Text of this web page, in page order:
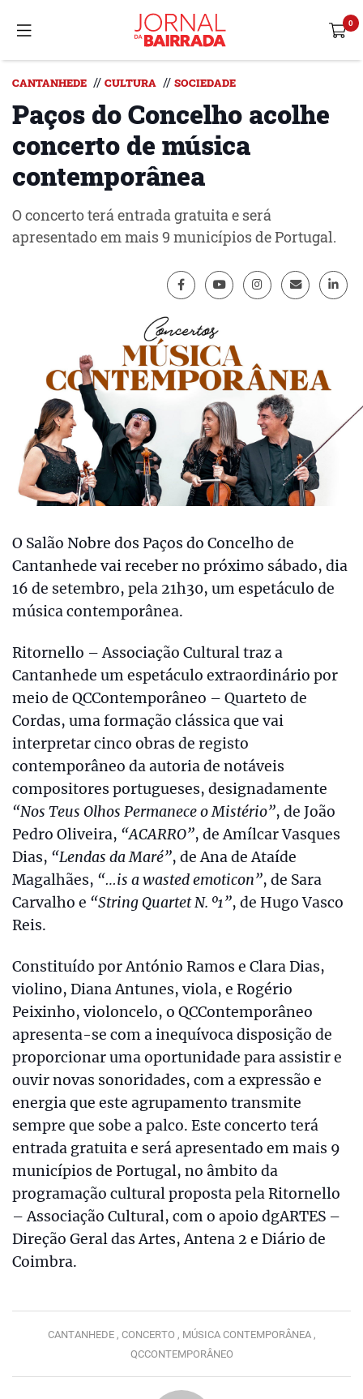
CANTANHEDE // CULTURA // SOCIEDADE
Paços do Concelho acolhe
concerto de música
contemporânea
O concerto terá entrada gratuita e será
apresentado em mais 9 municípios de Portugal.
O Salão Nobre dos Paços do Concelho de
Cantanhede vai receber no próximo sábado, dia
16 de setembro, pela 21h30, um espetáculo de
música contemporânea.
Ritornello – Associação Cultural traz a
Cantanhede um espetáculo extraordinário por
meio de QCContemporâneo – Quarteto de
Cordas, uma formação clássica que vai
interpretar cinco obras de registo
contemporâneo da autoria de notáveis
compositores portugueses, designadamente
“Nos Teus Olhos Permanece o Mistério”, de João
Pedro Oliveira, “ACARRO”, de Amílcar Vasques
Dias, “Lendas da Maré”, de Ana de Ataíde
Magalhães, “…is a wasted emoticon”, de Sara
Carvalho e “String Quartet N. º1”, de Hugo Vasco
Reis.
Constituído por António Ramos e Clara Dias,
violino, Diana Antunes, viola, e Rogério
Peixinho, violoncelo, o QCContemporâneo
apresenta-se com a inequívoca disposição de
proporcionar uma oportunidade para assistir e
ouvir novas sonoridades, com a expressão e
energia que este agrupamento transmite
sempre que sobe a palco. Este concerto terá
entrada gratuita e será apresentado em mais 9
municípios de Portugal, no âmbito da
programação cultural proposta pela Ritornello
– Associação Cultural, com o apoio dgARTES –
Direção Geral das Artes, Antena 2 e Diário de
Coimbra.
CANTANHEDE , CONCERTO , MÚSICA CONTEMPORÂNEA ,
QCCONTEMPORÂNEO